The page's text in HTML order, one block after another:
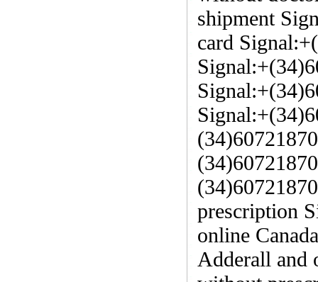
shipment
card
prescription
online
Adderall and